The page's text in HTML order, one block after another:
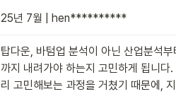
25년 7월 | hen**********
탑다운, 바텀업 분석이 아닌 산업분석
까지 내려가야 하는지 고민하게 됩니다
리 고민해보는 과정을 거쳤기 때문에,